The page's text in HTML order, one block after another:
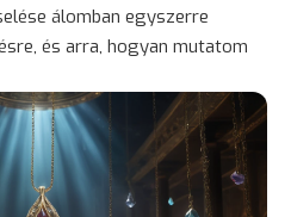
álomban egyszerre
és arra, hogyan mutatom